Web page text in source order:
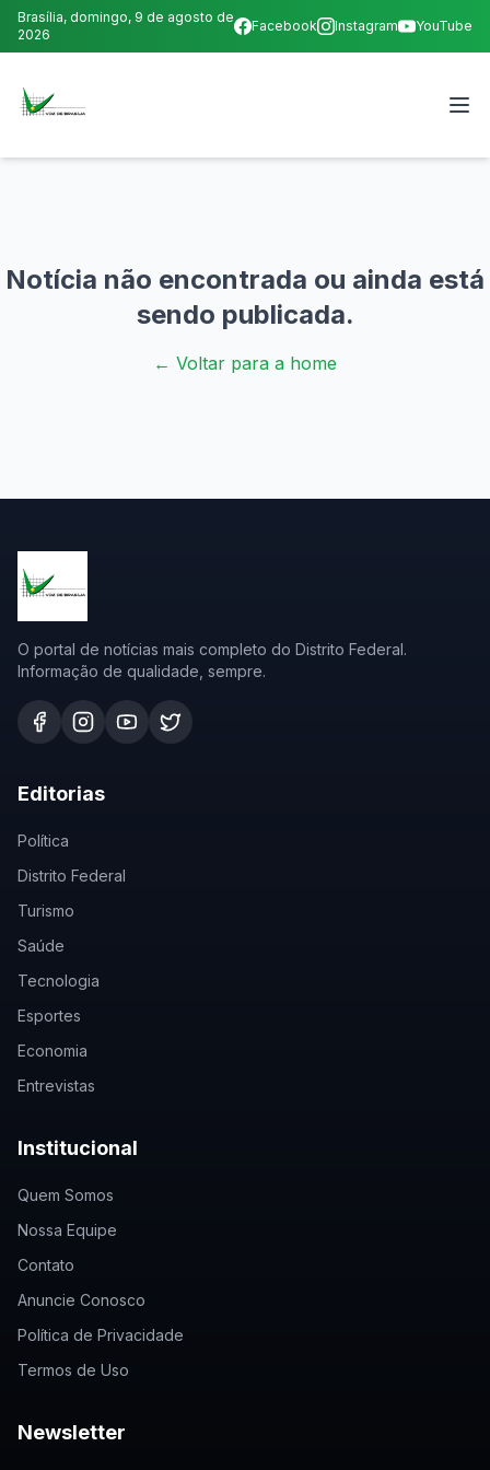
Brasília, domingo, 9 de agosto de
2026
Facebook Instagram YouTube
Notícia não encontrada ou ainda está
sendo publicada.
← Voltar para a home
O portal de notícias mais completo do Distrito Federal.
Informação de qualidade, sempre.
Editorias
Política
Distrito Federal
Turismo
Saúde
Tecnologia
Esportes
Economia
Entrevistas
Institucional
Quem Somos
Nossa Equipe
Contato
Anuncie Conosco
Política de Privacidade
Termos de Uso
Newsletter